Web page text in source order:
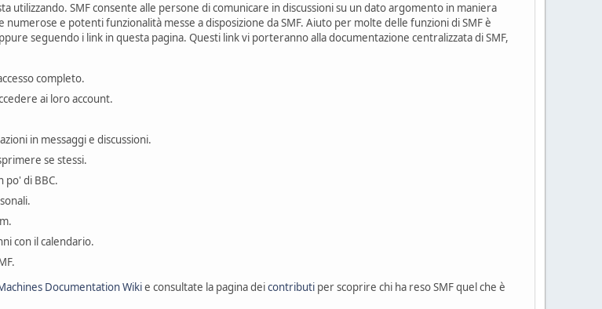
SMF consente alle persone di comunicare in discussioni su un dato argomento in maniera
e potenti funzionalità messe a disposizione da SMF. Aiuto per molte delle funzioni di SMF è
seguendo i link in questa pagina. Questi link vi porteranno alla documentazione centralizzata di SMF,
completo.
ai loro account.
in messaggi e discussioni.
se stessi.
po' di BBC.
con il calendario.
Documentation Wikie consultate la pagina deicontributi per scoprire chi ha reso SMF quel che è